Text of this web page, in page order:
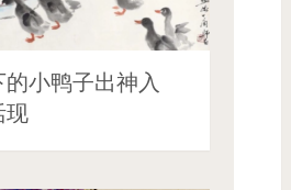
小鸭子出神入
现